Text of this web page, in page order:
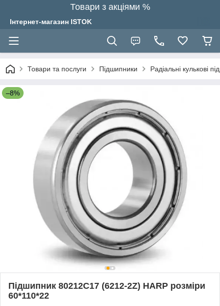
Товари з акціями %
Інтернет-магазин ISTOK
Товари та послуги Підшипники Радіальні кулькові
–8%
Підшипник 80212С17 (6212-2Z) HARP розміри
60*110*22